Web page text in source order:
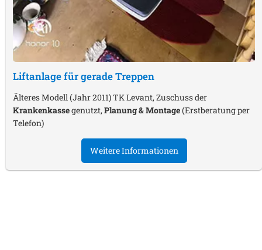
Liftanlage für gerade Treppen
Älteres Modell (Jahr 2011) TK Levant, Zuschuss der
Krankenkassegenutzt,Planung & Montage(Erstberatung per
Telefon)
Weitere Informationen